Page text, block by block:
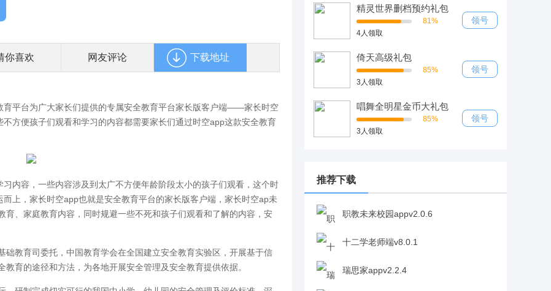
你喜欢 网友评论 下载地址
育平台为广大家长们提供的专属安全教育平台家长版客户端——家长时空
方便孩子们观看和学习的内容都需要家长们通过时空app这款安全教育
内容，一些内容涉及到太广不方便年龄阶段太小的孩子们观看，这个时
上，家长时空app也就是安全教育平台的家长版客户端，家长时空ap未
、家庭教育内容，同时规避一些不死和孩子们观看和了解的内容，安
教育司委托，中国教育学会在全国建立安全教育实验区，开展基于信
育的途径和方法，为各地开展安全管理及安全教育提供依据。
精灵世界删档预约礼包
81%
4人领取
领号
倚天高级礼包
85%
3人领取
领号
唱舞全明星金币大礼包
85%
3人领取
领号
推荐下载
职教未来校园appv2.0.6
十二学老师端v8.0.1
瑞思家appv2.2.4